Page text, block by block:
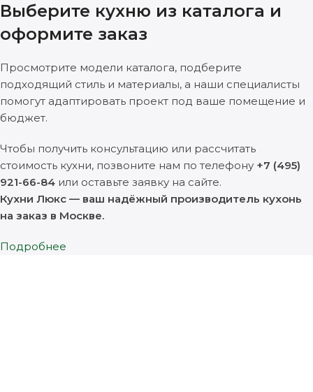
Выберите кухню из каталога и
оформите заказ
Просмотрите модели каталога, подберите
подходящий стиль и материалы, а наши специалисты
помогут адаптировать проект под ваше помещение и
бюджет.
Чтобы получить консультацию или рассчитать
стоимость кухни, позвоните нам по телефону +7 (495)
921-66-84 или оставьте заявку на сайте.
Кухни Люкс — ваш надёжный производитель кухонь
на заказ в Москве.
Подробнее